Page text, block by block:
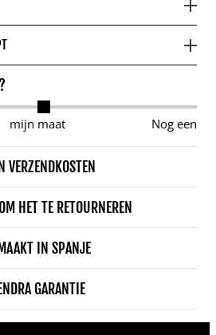
mijn maat Nog een
VERZENDKOSTEN
HET TE RETOURNEREN
IN SPANJE
GARANTIE